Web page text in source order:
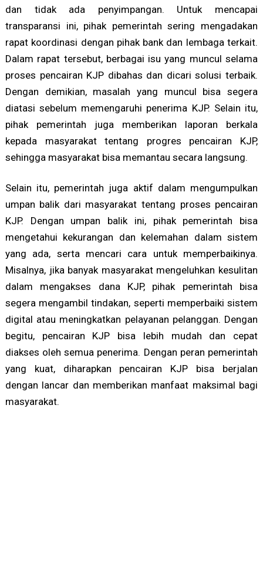
dan tidak ada penyimpangan. Untuk mencapai
transparansi ini, pihak pemerintah sering mengadakan
rapat koordinasi dengan pihak bank dan lembaga terkait.
Dalam rapat tersebut, berbagai isu yang muncul selama
proses pencairan KJP dibahas dan dicari solusi terbaik.
Dengan demikian, masalah yang muncul bisa segera
diatasi sebelum memengaruhi penerima KJP. Selain itu,
pihak pemerintah juga memberikan laporan berkala
kepada masyarakat tentang progres pencairan KJP,
sehingga masyarakat bisa memantau secara langsung.
Selain itu, pemerintah juga aktif dalam mengumpulkan
umpan balik dari masyarakat tentang proses pencairan
KJP. Dengan umpan balik ini, pihak pemerintah bisa
mengetahui kekurangan dan kelemahan dalam sistem
yang ada, serta mencari cara untuk memperbaikinya.
Misalnya, jika banyak masyarakat mengeluhkan kesulitan
dalam mengakses dana KJP, pihak pemerintah bisa
segera mengambil tindakan, seperti memperbaiki sistem
digital atau meningkatkan pelayanan pelanggan. Dengan
begitu, pencairan KJP bisa lebih mudah dan cepat
diakses oleh semua penerima. Dengan peran pemerintah
yang kuat, diharapkan pencairan KJP bisa berjalan
dengan lancar dan memberikan manfaat maksimal bagi
masyarakat.